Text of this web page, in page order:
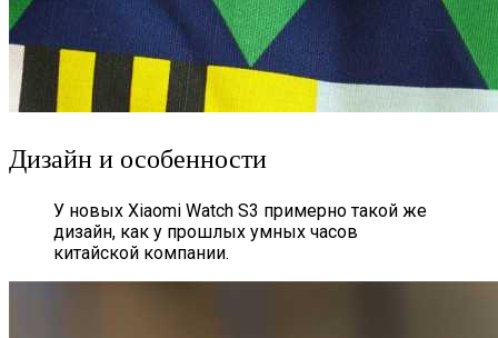
Дизайн и особенности
У новых Xiaomi Watch S3 примерно такой же
дизайн, как у прошлых умных часов
китайской компании.